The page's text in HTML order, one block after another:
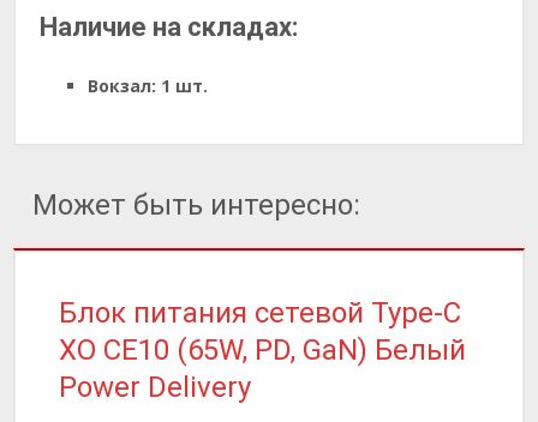
Наличие на складах:
Вокзал: 1 шт.
Может быть интересно:
Блок питания сетевой Type-C
XO CE10 (65W, PD, GaN) Белый
Power Delivery